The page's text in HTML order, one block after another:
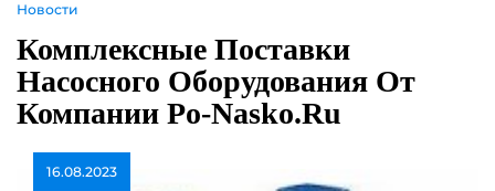
Новости
Комплексные Поставки
Насосного Оборудования От
Компании Po-Nasko.ru
16.08.2023